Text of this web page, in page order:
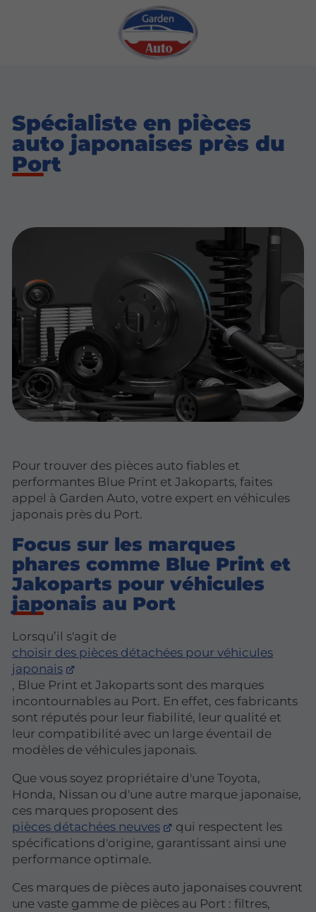
Spécialiste en pièces
auto japonaises près du
Port
Pour trouver des pièces auto fiables et
performantes Blue Print et Jakoparts, faites
appel à Garden Auto, votre expert en véhicules
japonais près du Port.
Focus sur les marques
phares comme Blue Print et
Jakoparts pour véhicules
japonais au Port
Lorsqu’il s'agit de
choisir des pièces détachées pour véhicules
japonais
, Blue Print et Jakoparts sont des marques
incontournables au Port. En effet, ces fabricants
sont réputés pour leur fiabilité, leur qualité et
leur compatibilité avec un large éventail de
modèles de véhicules japonais.
Que vous soyez propriétaire d'une Toyota,
Honda, Nissan ou d'une autre marque japonaise,
ces marques proposent des
pièces détachées neuves
qui respectent les
spécifications d'origine, garantissant ainsi une
performance optimale.
Ces marques de pièces auto japonaises couvrent
une vaste gamme de pièces au Port : filtres,